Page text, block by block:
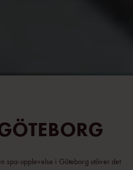
spa-upplevelse i Göteborg utöver det